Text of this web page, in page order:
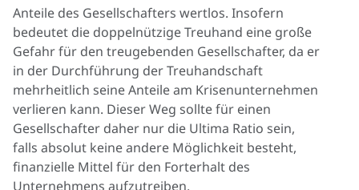
Anteile des Gesellschafters wertlos. Insofern
bedeutet die doppelnützige Treuhand eine große
Gefahr für den treugebenden Gesellschafter, da er
in der Durchführung der Treuhandschaft
mehrheitlich seine Anteile am Krisenunternehmen
verlieren kann. Dieser Weg sollte für einen
Gesellschafter daher nur die Ultima Ratio sein,
falls absolut keine andere Möglichkeit besteht,
finanzielle Mittel für den Forterhalt des
Unternehmens aufzutreiben.